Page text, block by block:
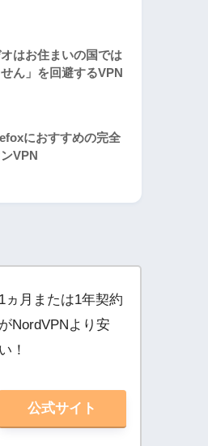
オはお住まいの国では
ん」を回避するVPN
におすすめの完全
VPN
1ヵ月または1年契約
がNordVPNより安
い！
公式サイト